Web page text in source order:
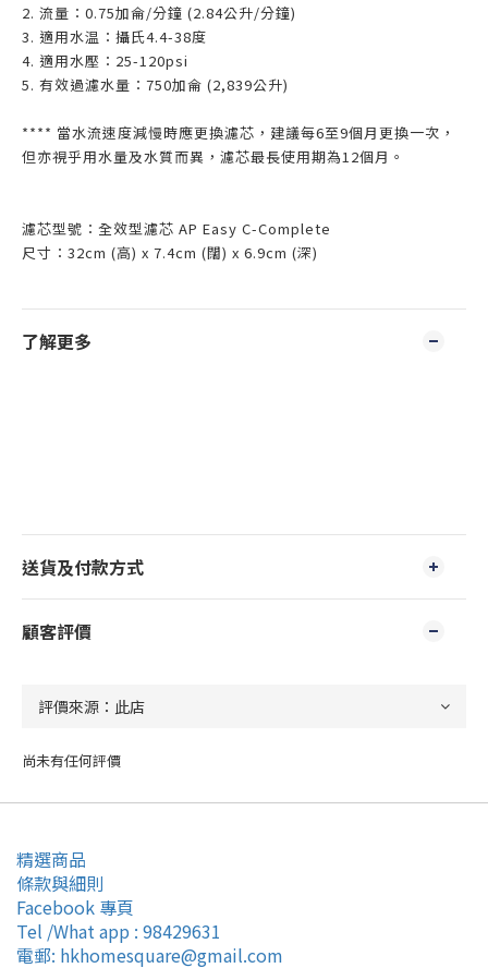
2. 流量：0.75加侖/分鐘 (2.84公升/分鐘)
3. 適用水温：攝氏4.4-38度
4. 適用水壓：25-120psi
5. 有效過濾水量：750加侖 (2,839公升)
**** 當水流速度減慢時應更換濾芯，建議每6至9個月更換一次，
但亦視乎用水量及水質而異，濾芯最長使用期為12個月。
濾芯型號：全效型濾芯 AP Easy C-Complete
尺寸：32cm (高) x 7.4cm (闊) x 6.9cm (深)
了解更多
送貨及付款方式
顧客評價
尚未有任何評價
精選商品
條款與細則
Facebook 專頁
Tel /What app : 98429631
電郵: hkhomesquare@gmail.com